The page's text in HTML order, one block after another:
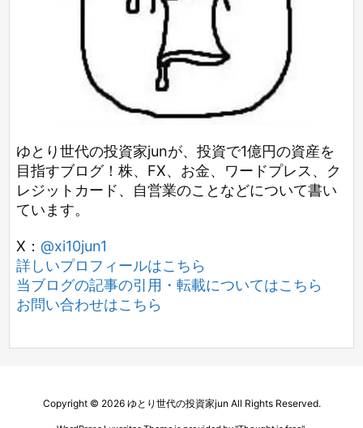
ゆとり世代の投資家junが、投資で1億円の資産を
目指すブログ！株、FX、お金、ワードプレス、ク
レジットカード、自営業のことなどについて書い
ています。
X： @xi10jun1
詳しいプロフィールはこちら
当ブログの記事の引用・転載についてはこちら
お問い合わせはこちら
Copyright © 2026 ゆとり世代の投資家jun All Rights Reserved.